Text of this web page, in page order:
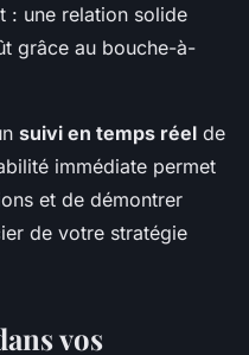
: une relation solide
grâce au bouche-à-
suivi en temps réel de
immédiate permet
et de démontrer
de votre stratégie
vos